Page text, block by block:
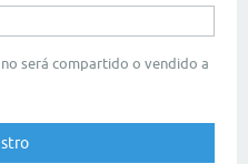
será compartido o vendido a